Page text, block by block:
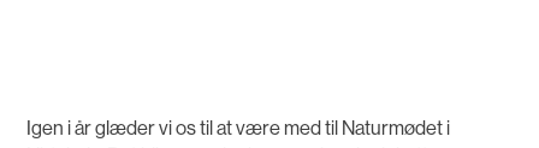
Igen i år glæder vi os til at være med til Naturmødet i